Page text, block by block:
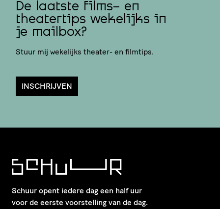
De laatste films- en
theatertips wekelijks in
je mailbox?
Stuur mij wekelijks theater- en filmtips.
INSCHRIJVEN
Schuur opent iedere dag een half uur
voor de eerste voorstelling van de dag.